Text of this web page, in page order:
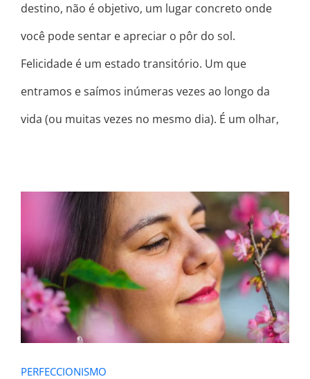
destino, não é objetivo, um lugar concreto onde
você pode sentar e apreciar o pôr do sol.
Felicidade é um estado transitório. Um que
entramos e saímos inúmeras vezes ao longo da
vida (ou muitas vezes no mesmo dia). É um olhar,
PERFECCIONISMO
PERFECCIONISMO